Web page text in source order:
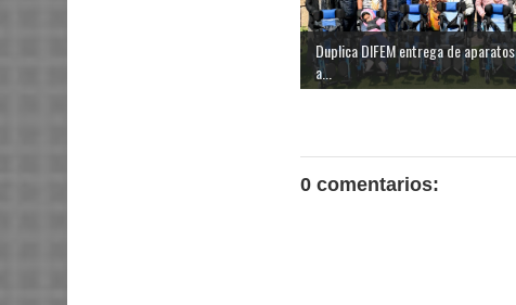
Duplica DIFEM entrega de aparatos
a...
0 comentarios: